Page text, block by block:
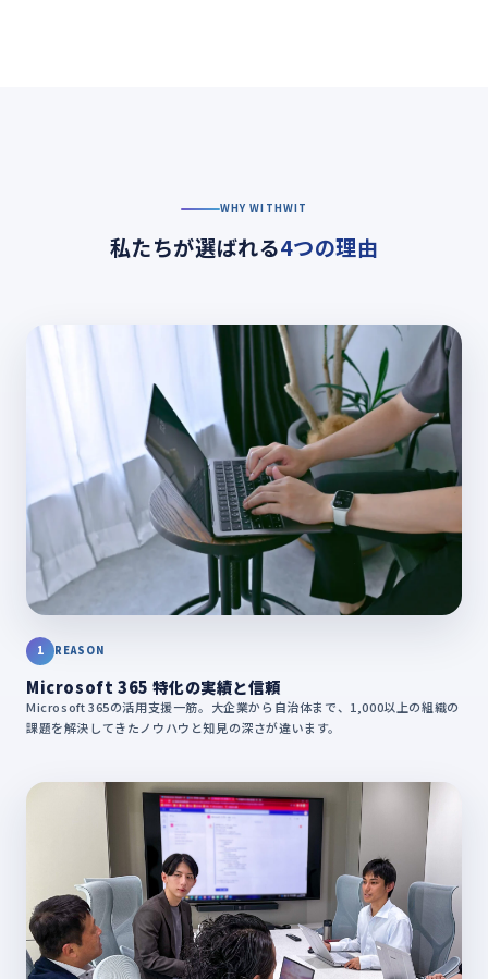
WHY WITHWIT
私たちが選ばれる4つの理由
1 REASON
Microsoft 365 特化の実績と信頼
Microsoft 365の活用支援一筋。大企業から自治体まで、1,000以上の組織の
課題を解決してきたノウハウと知見の深さが違います。